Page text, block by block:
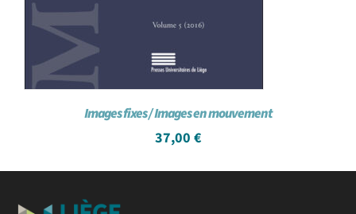
Images fixes / Images en mouvement
37,00 €